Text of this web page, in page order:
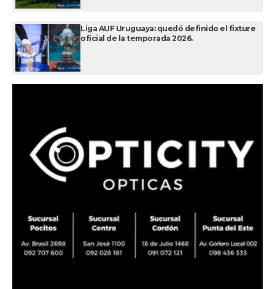
Liga AUF Uruguaya: quedó definido el fixture
oficial de la temporada 2026.